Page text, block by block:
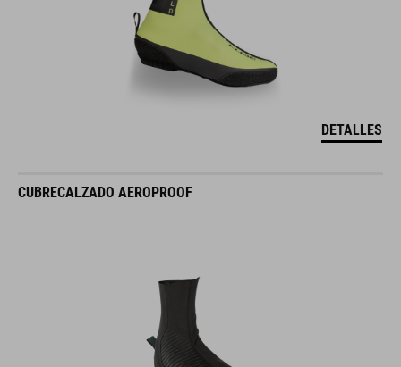
DETALLES
CUBRECALZADO AEROPROOF